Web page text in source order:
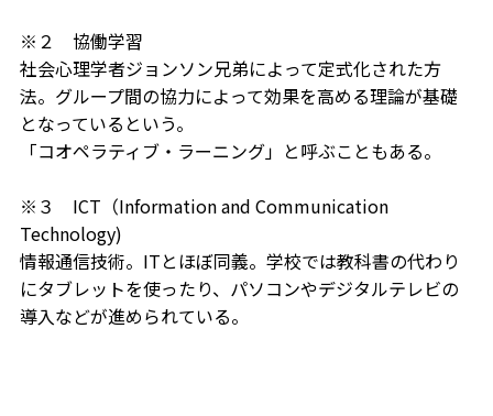
※２ 協働学習
社会心理学者ジョンソン兄弟によって定式化された方
法。グループ間の協力によって効果を高める理論が基礎
となっているという。
「コオペラティブ・ラーニング」と呼ぶこともある。
※３ ICT（Information and Communication
Technology)
情報通信技術。ITとほぼ同義。学校では教科書の代わり
にタブレットを使ったり、パソコンやデジタルテレビの
導入などが進められている。